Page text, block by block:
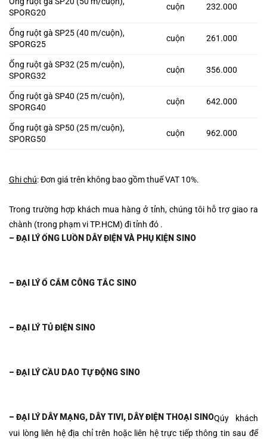
SPORG20
cuộn 232.000
Ống ruột gà SP25 (40 m/cuộn),
SPORG25
cuộn 261.000
Ống ruột gà SP32 (25 m/cuộn),
SPORG32
cuộn 356.000
Ống ruột gà SP40 (25 m/cuộn),
SPORG40
cuộn 642.000
Ống ruột gà SP50 (25 m/cuộn),
SPORG50
cuộn 962.000
Ghi chú: Đơn giá trên không bao gồm thuế VAT 10%.
Trong trường hợp khách mua hàng ở tỉnh, chúng tôi hỗ trợ giao ra
chành (trong phạm vi TP.HCM) đi tỉnh đó .
– ĐẠI LÝ ỐNG LUỒN DÂY ĐIỆN VÀ PHỤ KIỆN SINO
– ĐẠI LÝ Ổ CẮ M CÔNG TẮC SINO
– ĐẠI LÝ TỦ ĐIỆN SINO
– ĐẠI LÝ CẦU DAO TỰ ĐỘNG SINO
– ĐẠI LÝ DÂY MẠNG, DÂY T IVI, DÂY ĐIỆN THOẠI SINOQúy khách
vui lòng liên hệ địa chỉ trên hoặc liên hệ trực tiếp thông tin sau để